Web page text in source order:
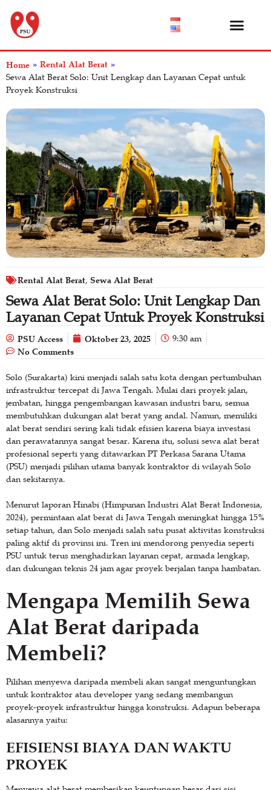
Home » Rental Alat Berat »
Sewa Alat Berat Solo: Unit Lengkap dan Layanan Cepat untuk
Proyek Konstruksi
Rental Alat Berat, Sewa Alat Berat
Sewa Alat Berat Solo: Unit Lengkap Dan
Layanan Cepat Untuk Proyek Konstruksi
PSU Access Oktober 23, 2025 9:30 am
No Comments
Solo (Surakarta) kini menjadi salah satu kota dengan pertumbuhan
infrastruktur tercepat di Jawa Tengah. Mulai dari proyek jalan,
jembatan, hingga pengembangan kawasan industri baru, semua
membutuhkan dukungan alat berat yang andal. Namun, memiliki
alat berat sendiri sering kali tidak efisien karena biaya investasi
dan perawatannya sangat besar. Karena itu, solusi sewa alat berat
profesional seperti yang ditawarkan PT Perkasa Sarana Utama
(PSU) menjadi pilihan utama banyak kontraktor di wilayah Solo
dan sekitarnya.
Menurut laporan Hinabi (Himpunan Industri Alat Berat Indonesia,
2024), permintaan alat berat di Jawa Tengah meningkat hingga 15%
setiap tahun, dan Solo menjadi salah satu pusat aktivitas konstruksi
paling aktif di provinsi ini. Tren ini mendorong penyedia seperti
PSU untuk terus menghadirkan layanan cepat, armada lengkap,
dan dukungan teknis 24 jam agar proyek berjalan tanpa hambatan.
Mengapa Memilih Sewa
Alat Berat daripada
Membeli?
Pilihan menyewa daripada membeli akan sangat menguntungkan
untuk kontraktor atau developer yang sedang membangun
proyek-proyek infrastruktur hingga konstruksi. Adapun beberapa
alasannya yaitu:
EFISIENSI BIAYA DAN WAKTU
PROYEK